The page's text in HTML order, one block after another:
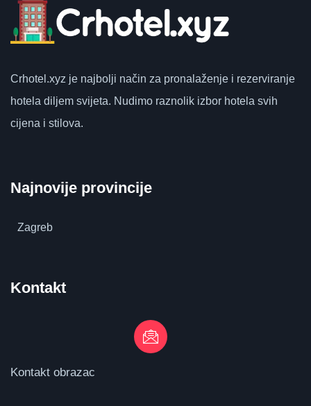
Crhotel.xyz je najbolji način za pronalaženje i rezerviranje
hotela diljem svijeta. Nudimo raznolik izbor hotela svih
cijena i stilova.
Najnovije provincije
Zagreb
Kontakt
Kontakt obrazac